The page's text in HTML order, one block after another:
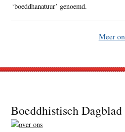
‘boeddhanatuur’ genoemd.
Meer
Footer
Boeddhistisch Dagblad